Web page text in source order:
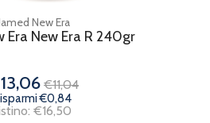
New Era
Era New Era R 240gr
€11,04
€0,84
€16,50